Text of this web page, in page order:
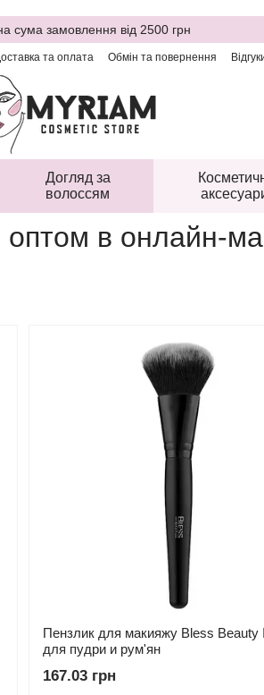
сума замовлення від 2500 грн
та оплата Обмін та повернення
Догляд за
волоссям
оптом в онлайн-
Пензлик для макияжу Bless
для пудри и рум'ян
167.03 грн